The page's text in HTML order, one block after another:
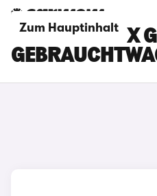
Zum Hauptinhalt
TOYOTA HILUX